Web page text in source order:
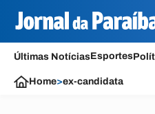
Últimas NotíciasEsportes
Home>ex-candidata